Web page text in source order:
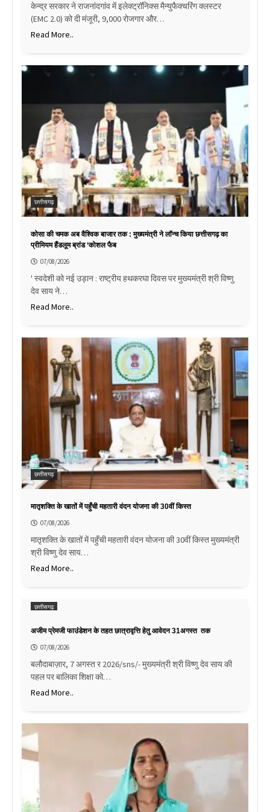
केन्द्र सरकार ने राजनांदगांव में इलेक्ट्रॉनिक्स मैन्युफैक्चरिंग क्लस्टर
(EMC 2.0) को दी मंजूरी, 9,000 रोजगार और…
Read More..
छत्तीसगढ़
कोसा की चमक अब वैश्विक बाजार तक : मुख्यमंत्री ने लॉन्च किया छत्तीसगढ़ का
प्रीमियम हैंडलूम ब्रांड ‘कोशल फैब
07/08/2026
' स्वदेशी को नई उड़ान : राष्ट्रीय हथकरघा दिवस पर मुख्यमंत्री श्री विष्णु
देव साय ने…
Read More..
छत्तीसगढ़
मातृशक्ति के खातों में पहुँची महतारी वंदन योजना की 30वीं किस्त
07/08/2026
मातृशक्ति के खातों में पहुँची महतारी वंदन योजना की 30वीं किस्त मुख्यमंत्री
श्री विष्णु देव साय…
Read More..
छत्तीसगढ़
अजीम प्रेमजी फाउंडेशन के तहत छात्रावृत्ति हेतु आवेदन 31अगस्त तक
07/08/2026
बलौदाबाज़ार, 7 अगस्त र 2026/sns/- मुख्यमंत्री श्री विष्णु देव साय की
पहल पर बालिका शिक्षा को…
Read More..